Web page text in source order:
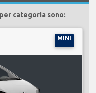
categoria sono:
MINI